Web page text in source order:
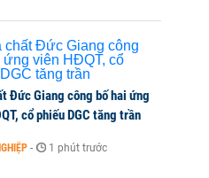
Đức Giang công bố hai ứng
cổ phiếu DGC tăng trần
- 1 phút trước